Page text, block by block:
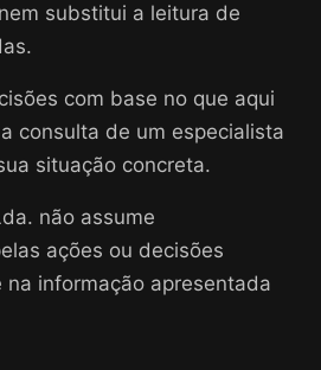
substitui a leitura de
com base no que aqui
consulta de um especialista
situação concreta.
não assume
ações ou decisões
informação apresentada